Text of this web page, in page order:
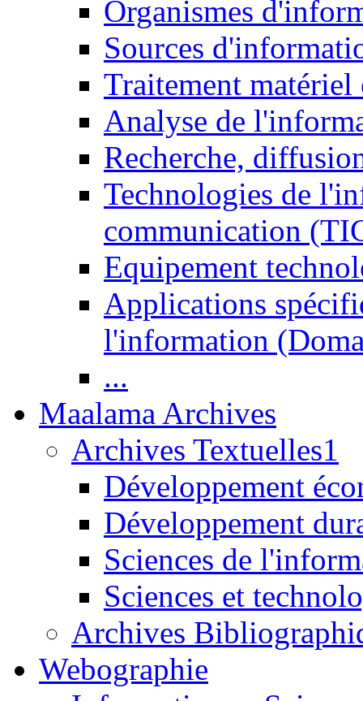
Organismes
Sources
Traitement matériel
Analyse de
Recherche,
Technologies de
communication
Equipement
Applications
l'information
...
Maalama Archives
Archives Textuelles1
Développement
Développement
Sciences de
Sciences et
Archives
Webographie